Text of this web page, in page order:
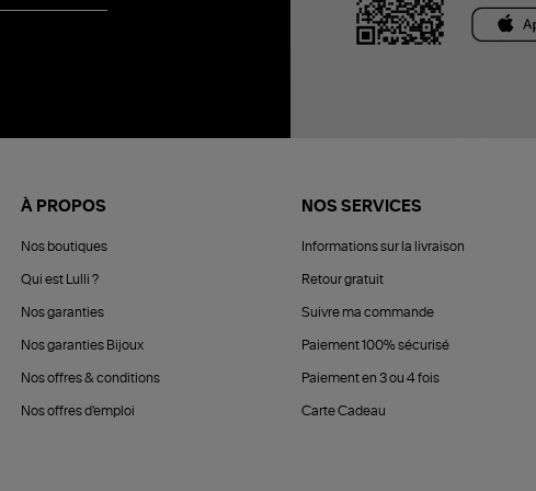
À PROPOS
Nos boutiques
Qui est Lulli ?
Nos garanties
Nos garanties Bijoux
Nos offres & conditions
Nos offres d'emploi
NOS SERVICES
Informations sur la livraison
Retour gratuit
Suivre ma commande
Paiement 100% sécurisé
Paiement en 3 ou 4 fois
Carte Cadeau